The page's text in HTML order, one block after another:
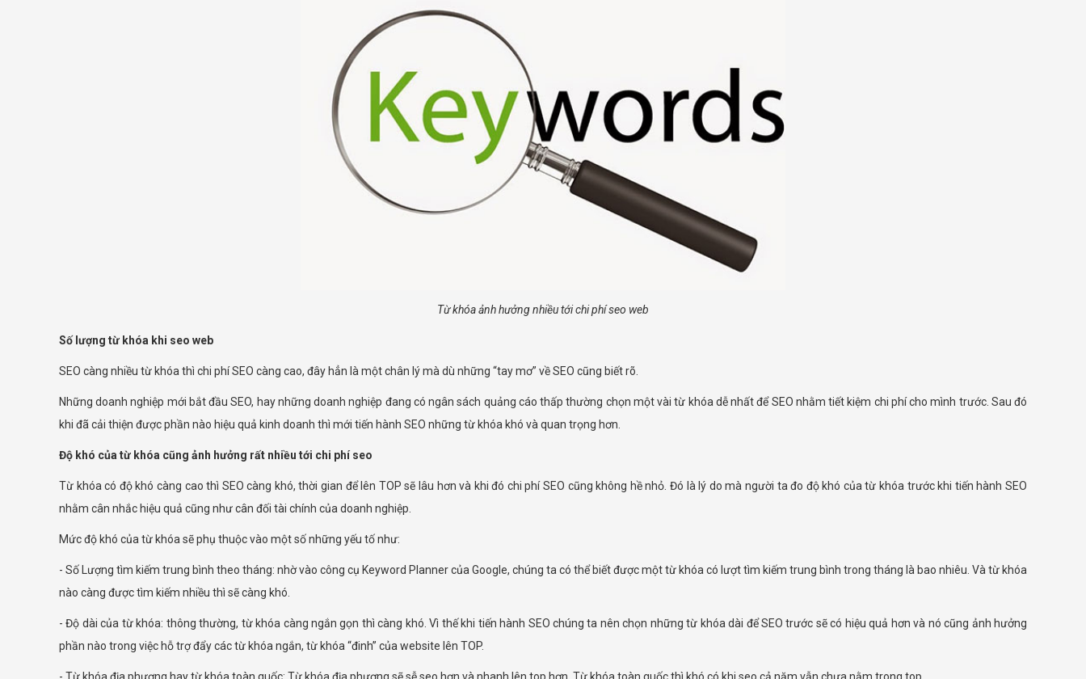
Từ khóa ảnh hưởng nhiều tới chi phí seo web
Số lượng từ khóa khi seo web
SEO càng nhiều từ khóa thì chi phí SEO càng cao, đây hẳn là một chân lý mà dù những “tay mơ” về SEO cũng biết rõ.
Những doanh nghiệp mới bắt đầu SEO, hay những doanh nghiệp đang có ngân sách quảng cáo thấp thường chọn một vài từ khóa dễ nhất để SEO nhằm tiết kiệm chi phí cho mình trước. Sau đó
khi đã cải thiện được phần nào hiệu quả kinh doanh thì mới tiến hành SEO những từ khóa khó và quan trọng hơn.
Độ khó của từ khóa cũng ảnh hưởng rất nhiều tới chi phí seo
Từ khóa có độ khó càng cao thì SEO càng khó, thời gian để lên TOP sẽ lâu hơn và khi đó chi phí SEO cũng không hề nhỏ. Đó là lý do mà người ta đo độ khó của từ khóa trước khi tiến hành SEO
nhằm cân nhắc hiệu quả cũng như cân đối tài chính của doanh nghiệp.
Mức độ khó của từ khóa sẽ phụ thuộc vào một số những yếu tố như:
- Số Lượng tìm kiếm trung bình theo tháng: nhờ vào công cụ Keyword Planner của Google, chúng ta có thể biết được một từ khóa có lượt tìm kiếm trung bình trong tháng là bao nhiêu. Và từ khóa
nào càng được tìm kiếm nhiều thì sẽ càng khó.
- Độ dài của từ khóa: thông thường, từ khóa càng ngắn gọn thì càng khó. Vì thế khi tiến hành SEO chúng ta nên chọn những từ khóa dài để SEO trước sẽ có hiệu quả hơn và nó cũng ảnh hưởng
phần nào trong việc hỗ trợ đẩy các từ khóa ngắn, từ khóa “đinh” của website lên TOP.
- Từ khóa địa phương hay từ khóa toàn quốc: Từ khóa địa phương sẽ sễ seo hơn và nhanh lên top hơn. Từ khóa toàn quốc thì khó có khi seo cả năm vẫn chưa nằm trong top.